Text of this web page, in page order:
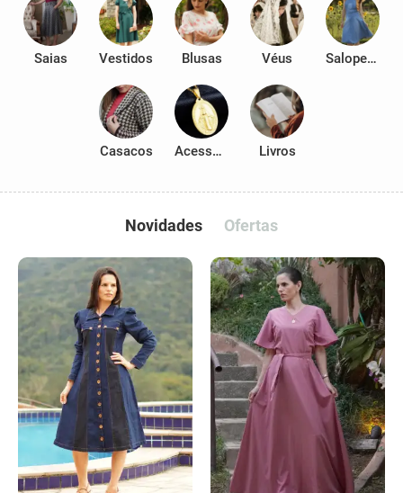
Saias Vestidos Blusas Véus Salopetes
Casacos Acessórios Livros
Novidades Ofertas